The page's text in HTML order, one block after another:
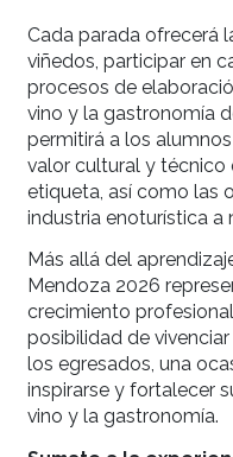
distintas filosofías
enfoques
experiencias en
Chandon,
Finca Alto Las
Banfi, Domaine
Bodegas Bianchi,
Fabre
Benegas,
Finca Bandini.
Cada parada
viñedos, participar
procesos de